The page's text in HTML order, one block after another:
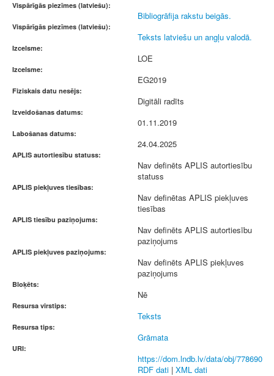
Vispārīgās piezīmes (latviešu):
Bibliogrāfija rakstu beigās.
Vispārīgās piezīmes (latviešu):
Teksts latviešu un angļu valodā.
Izcelsme:
LOE
Izcelsme:
EG2019
Fiziskais datu nesējs:
Digitāli radīts
Izveidošanas datums:
01.11.2019
Labošanas datums:
24.04.2025
APLIS autortiesību statuss:
Nav definēts APLIS autortiesību
statuss
APLIS piekļuves tiesības:
Nav definētas APLIS piekļuves
tiesības
APLIS tiesību paziņojums:
Nav definēts APLIS autortiesību
paziņojums
APLIS piekļuves paziņojums:
Nav definēts APLIS piekļuves
paziņojums
Bloķēts:
Nē
Resursa virstips:
Teksts
Resursa tips:
Grāmata
URI:
https://dom.lndb.lv/data/obj/778690
RDF dati | XML dati